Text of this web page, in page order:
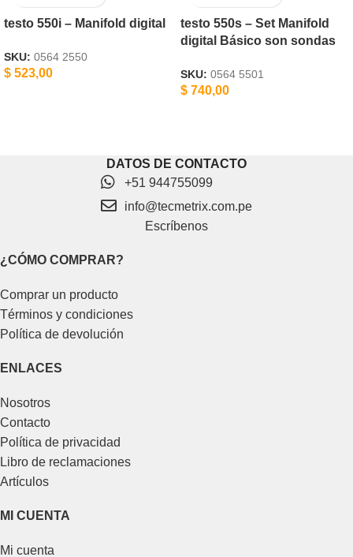
testo 550i – Manifold digital
SKU: 0564 2550
$ 523,00
testo 550s – Set Manifold
digital Básico son sondas
SKU: 0564 5501
$ 740,00
DATOS DE CONTACTO
+51 944755099
info@tecmetrix.com.pe
Escríbenos
¿CÓMO COMPRAR?
Comprar un producto
Términos y condiciones
Política de devolución
ENLACES
Nosotros
Contacto
Política de privacidad
Libro de reclamaciones
Artículos
MI CUENTA
Mi cuenta